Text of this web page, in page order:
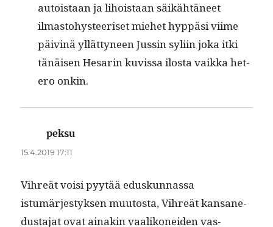
autois­taan ja lihois­taan säikähtäneet
ilmas­to­hys­teeriset miehet hyp­päsi viime
päiv­inä yllät­tyneen Jussin syli­in joka itki
tänäisen Hesarin kuvis­sa ilosta vaik­ka het­
ero onkin.
peksu
15.4.2019 17:11
Vihreät voisi pyytää eduskun­nas­sa
istumärjestyk­sen muu­tos­ta, Vihreät kansane­
dus­ta­jat ovat ainakin vaa­likonei­den vas­